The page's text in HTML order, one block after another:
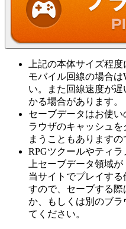
上記の本体サイズ程度
モバイル回線の場合
い。また回線速度が
かる場合があります。
セーブデータはお使
ラウザのキャッシュ
まうこともありますの
RPGツクールやティ
上セーブデータ領域が
当サイトでプレイす
すので、セーブする
か、もしくは別のブ
てください。